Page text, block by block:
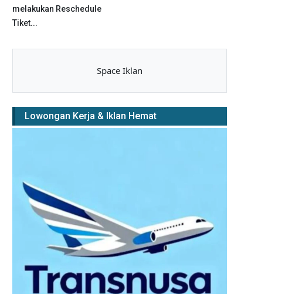
melakukan Reschedule
Tiket...
Space Iklan
Lowongan Kerja & Iklan Hemat